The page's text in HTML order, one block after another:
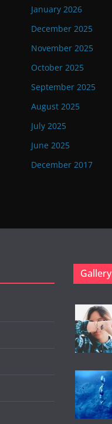
January 2026
December 2025
November 2025
October 2025
September 2025
August 2025
July 2025
June 2025
December 2017
Gallery